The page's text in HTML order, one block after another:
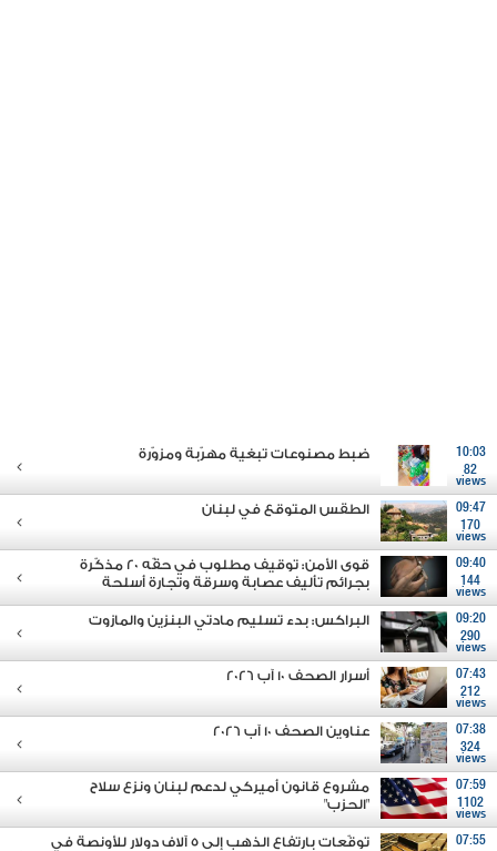
10:03
82
views
ضبط مصنوعات تبغية مهرّبة ومزوّرة
09:47
170
views
الطقس المتوقع في لبنان
09:40
144
views
قوى الأمن: توقيف مطلوب في حقّه 20 مذكّرة
بجرائم تأليف عصابة وسرقة وتجارة أسلحة
09:20
290
views
البراكس: بدء تسليم مادتي البنزين والمازوت
07:43
212
views
أسرار الصحف 10 آب 2026
07:38
324
views
عناوين الصحف 10 آب 2026
07:59
1102
views
مشروع قانون أميركي لدعم لبنان ونزع سلاح
"الحزب"
07:55
توقّعات بارتفاع الذهب إلى 5 آلاف دولار للأونصة في